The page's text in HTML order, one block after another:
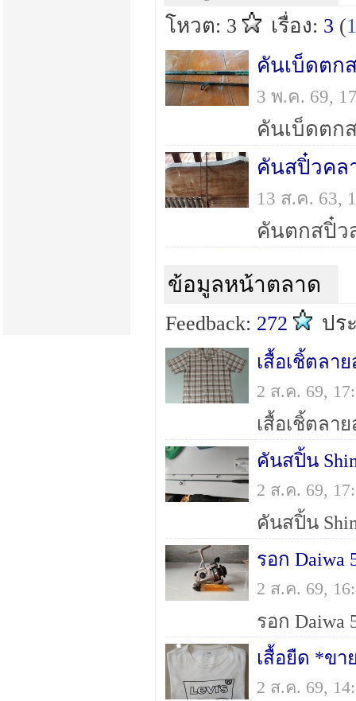
โหวต: 3 เรื่อง: 3 (
3 พ.ค. 69,
คันสปิ๋วคล
13 ส.ค. 63,
คันตกสปิ๋ว
ข้อมูลหน้าตลาด
Feedback: 272 ปร
เสื้อเชิ้ตลา
2 ส.ค. 69,
คันสปิ้น
2 ส.ค. 69,
รอก Daiwa
2 ส.ค. 69,
เสื้อยืด *ขา
2 ส.ค. 69,